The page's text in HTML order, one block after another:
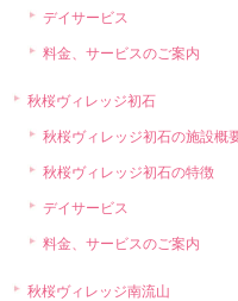
デイサービス
料金、サービスのご案内
秋桜ヴィレッジ初石
秋桜ヴィレッジ初石の施設概
秋桜ヴィレッジ初石の特徴
デイサービス
料金、サービスのご案内
秋桜ヴィレッジ南流山